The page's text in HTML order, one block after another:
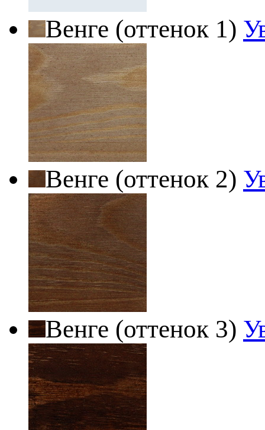
Венге (оттенок 1)
Венге (оттенок 2)
Венге (оттенок 3)